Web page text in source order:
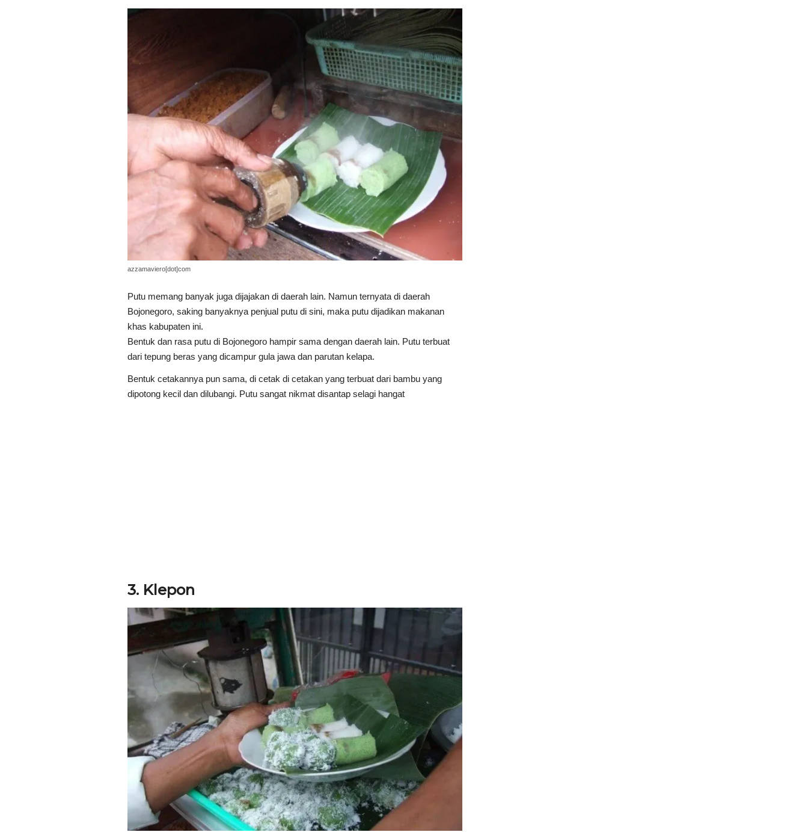
azzamaviero[dot]com
Putu memang banyak juga dijajakan di daerah lain. Namun ternyata di daerah
Bojonegoro, saking banyaknya penjual putu di sini, maka putu dijadikan makanan
khas kabupaten ini.
Bentuk dan rasa putu di Bojonegoro hampir sama dengan daerah lain. Putu terbuat
dari tepung beras yang dicampur gula jawa dan parutan kelapa.
Bentuk cetakannya pun sama, di cetak di cetakan yang terbuat dari bambu yang
dipotong kecil dan dilubangi. Putu sangat nikmat disantap selagi hangat
3. Klepon